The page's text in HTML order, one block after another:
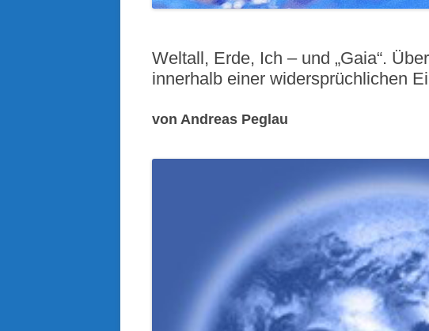
Weltall, Erde, Ich – und „Gaia“.
innerhalb einer widersprüchlichen
von Andreas Peglau